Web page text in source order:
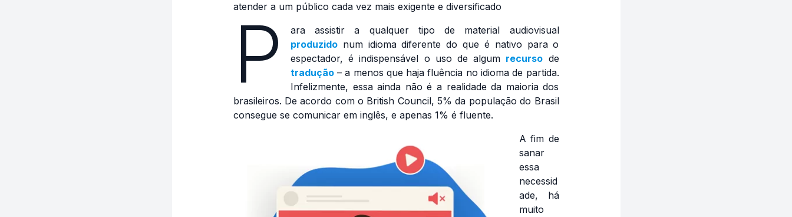
atender a um público cada vez mais exigente e diversificado
P
ara assistir a qualquer tipo de material audiovisual
produzidonum idioma diferente do que é nativo para o
espectador, é indispensável o uso de algum recurso de
tradução– a menos que haja fluência no idioma de partida.
Infelizmente, essa ainda não é a realidade da maioria dos
brasileiros. De acordo com o British Council, 5% da população do Brasil
consegue se comunicar em inglês, e apenas 1% é fluente.
A fim de
sanar
essa
necessid
ade, há
muito